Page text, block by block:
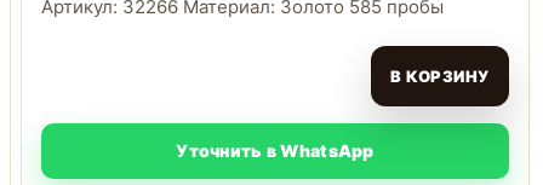
Артикул: 32266 Материал: Золото 585 пробы
В КОРЗИНУ
Уточнить в WhatsApp